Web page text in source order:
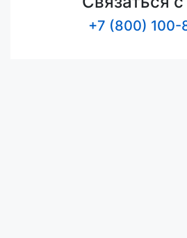
+7 (800) 100-